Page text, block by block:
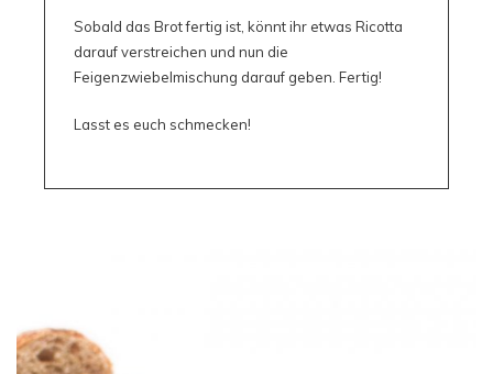
Sobald das Brot fertig ist, könnt ihr etwas Ricotta
darauf verstreichen und nun die
Feigenzwiebelmischung darauf geben. Fertig!
Lasst es euch schmecken!